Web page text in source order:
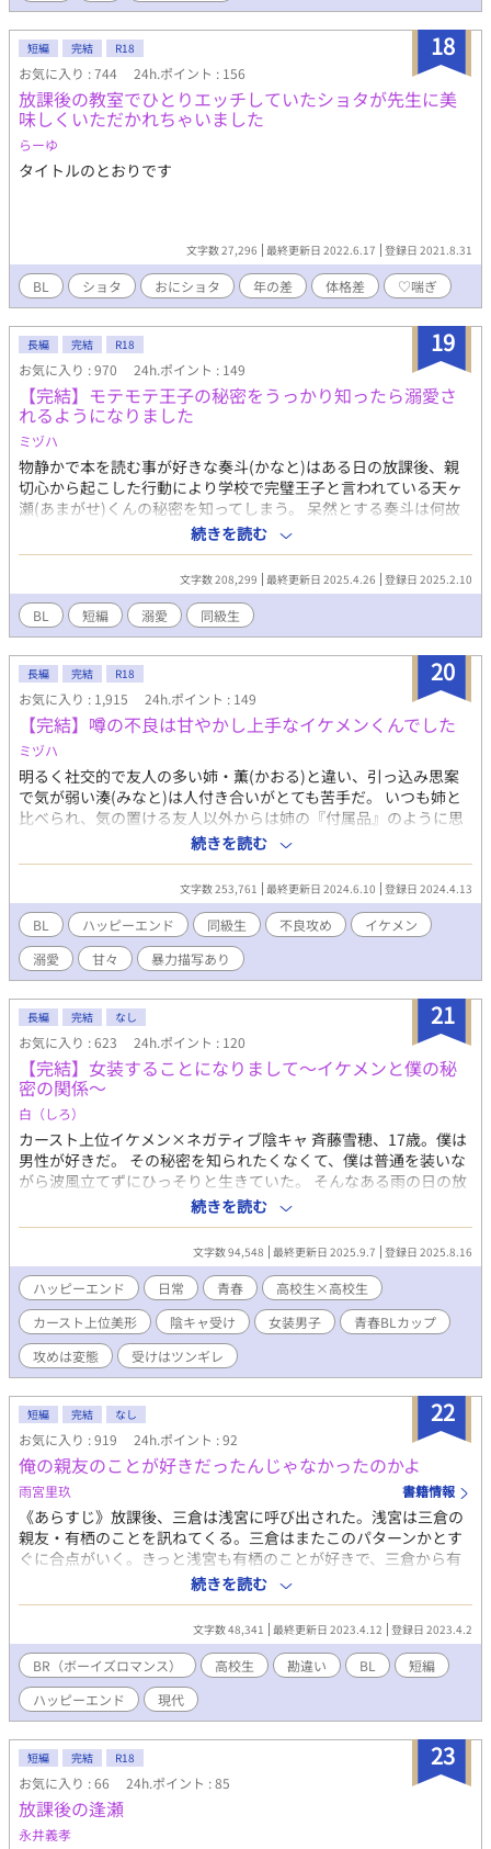
18
短編 完結 R18
お気に入り : 744 24h.ポイント : 156
放課後の教室でひとりエッチしていたショタが先生に美
味しくいただかれちゃいました
らーゆ
タイトルのとおりです
文字数 27,296 最終更新日 2022.6.17 登録日 2021.8.31
BL ショタ おにショタ 年の差 体格差 ♡喘ぎ
19
長編 完結 R18
お気に入り : 970 24h.ポイント : 149
【完結】モテモテ王子の秘密をうっかり知ったら溺愛さ
れるようになりました
ミヅハ
物静かで本を読む事が好きな奏斗(かなと)はある日の放課後、親
切心から起こした行動により学校で完璧王子と言われている天ヶ
瀬(あまがせ)くんの秘密を知ってしまう。 呆然とする奏斗は何故
か天ヶ瀬くんの家に連れて行かれた挙句、関係値がないせいか
「信用出来ないからバラさないか監視する」と告げられ連絡先を
交換する事に。 それから手伝いをしたり昼食を一緒に食べるよう
になったりして過ごしているうちに、少しずつ二人の距離は縮ま
り始め⋯。 秘密持ちの美形ハーフ王子(攻)×素直で控えめな少年
(受) ※印は性的描写あり
続きを読む
文字数 208,299 最終更新日 2025.4.26 登録日 2025.2.10
BL 短編 溺愛 同級生
20
長編 完結 R18
お気に入り : 1,915 24h.ポイント : 149
【完結】噂の不良は甘やかし上手なイケメンくんでした
ミヅハ
明るく社交的で友人の多い姉・薫(かおる)と違い、引っ込み思案
で気が弱い湊(みなと)は人付き合いがとても苦手だ。 いつも姉と
比べられ、気の置ける友人以外からは姉の『付属品』のように思
われていてますます自信をなくしてしまう。 そんな湊には好きな
人がいた。それは幼稚園の頃から一緒にいる幼馴染みの悠介(ゆう
すけ)なのだが、最近になって彼が薫の事を好きだと気付き告白し
ないままに失恋が確定してしまう。 落ち込んでいたのも束の間。
ある日の放課後、ゴミ捨てに向かった湊は足を滑らせてそこに居
合わせた人にゴミをぶち撒けてしまう大惨事に。 しかもその相手
は校内でも恐れられている不良で、同じクラスでありながら噂で
しか知らない彼に慌てて謝るも何故か大笑いされた挙句、その日
からどうしてか関わる事になり…。 一途なイケメン不良(攻)×引
っ込み思案な少年(受) ※印は性的描写あり
続きを読む
文字数 253,761 最終更新日 2024.6.10 登録日 2024.4.13
BL ハッピーエンド 同級生 不良攻め
イケメン
溺愛
甘々 暴力描写あり
21
長編 完結 なし
お気に入り : 623 24h.ポイント : 120
【完結】女装することになりまして〜イケメンと僕の秘
密の関係〜
白（しろ）
カースト上位イケメン×ネガティブ陰キャ 斉藤雪穂、17歳。僕は
男性が好きだ。 その秘密を知られたくなくて、僕は普通を装いな
がら波風立てずにひっそりと生きていた。 そんなある雨の日の放
課後、雨の中相合い傘をして帰るカップルに「ああなりたい」と
呟いた声をカースト上位に君臨する男に聞かれた。 桐生空、同じ
年の17歳。顔もスタイルも頭も運動神経も良い神様が作ったバグ
みたいな男。でもこの男にはとんでもない趣味があったんだ。 こ
れは桐生の秘密を受け入れた僕と、とんでもないくらい変態で僕
の心を掻き乱す馬鹿桐生のだんだん関係性が変わっていく物語。
お気に入り登録、♡、感想などいただけますと泣いて喜びます！
よろしくお願いいたします！
続きを読む
文字数 94,548 最終更新日 2025.9.7 登録日 2025.8.16
ハッピーエンド 日常 青春
高校生×高校生
カースト上位美形
陰キャ受け 女装男子
青春BLカップ​
攻めは変態
受けはツンギレ
22
短編 完結 なし
お気に入り : 919 24h.ポイント : 92
俺の親友のことが好きだったんじゃなかったのかよ
雨宮里玖 書籍情報
《あらすじ》放課後、三倉は浅宮に呼び出された。浅宮は三倉の
親友・有栖のことを訊ねてくる。三倉はまたこのパターンかとす
ぐに合点がいく。きっと浅宮も有栖のことが好きで、三倉から有
栖の情報を聞き出そうとしているんだなと思い、浅宮の恋を応援
すべく協力を申し出る。 浅宮は三倉に「協力して欲しい。だから
デートの練習に付き合ってくれ」と言い——。 攻め:浅宮（16）
高校二年生。ビジュアル最強男。 どんな口実でもいいから三倉と
一緒にいたいと思っている。 受け:三倉（16） 高校二年生。平
凡。 自分じゃなくて俺の親友のことが好きなんだと勘違いしてい
る。
続きを読む
文字数 48,341 最終更新日 2023.4.12 登録日 2023.4.2
BR（ボーイズロマンス） 高校生 勘違い BL
短編
ハッピーエンド
現代
23
短編 完結 R18
お気に入り : 66 24h.ポイント : 85
放課後の逢瀬
永井義孝